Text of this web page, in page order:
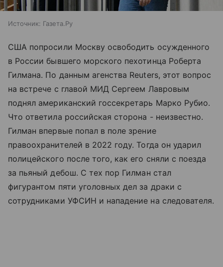
Источник: Газета.Ру
США попросили Москву освободить осужденного
в России бывшего морского пехотинца Роберта
Гилмана. По данным агенства Reuters, этот вопрос
на встрече с главой МИД Сергеем Лавровым
поднял американский госсекретарь Марко Рубио.
Что ответила российская сторона - неизвестно.
Гилман впервые попал в поле зрение
правоохранителей в 2022 году. Тогда он ударил
полицейского после того, как его сняли с поезда
за пьяный дебош. С тех пор Гилман стал
фигурантом пяти уголовных дел за драки с
сотрудниками УФСИН и нападение на следователя.